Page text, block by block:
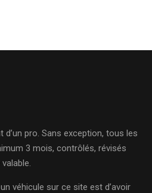
d’un pro. Sans exception, tous les
3 mois, contrôlés, révisés
véhicule sur ce site est d’avoir